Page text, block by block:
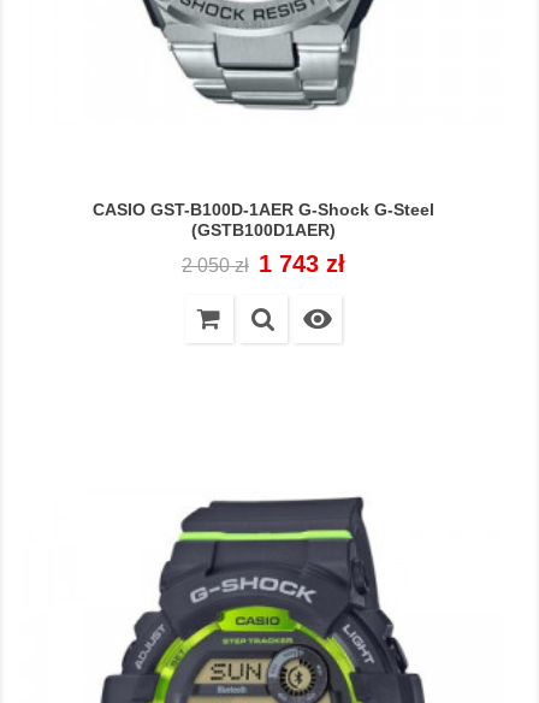
CASIO GST-B100D-1AER G-Shock G-Steel
(GSTB100D1AER)
Cena
2 050 zł Cena
1 743 zł
